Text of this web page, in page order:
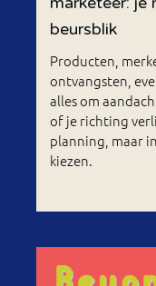
beursblik
Producten,
ontvangsten,
alles om
of je richting
planning, maar
kiezen.